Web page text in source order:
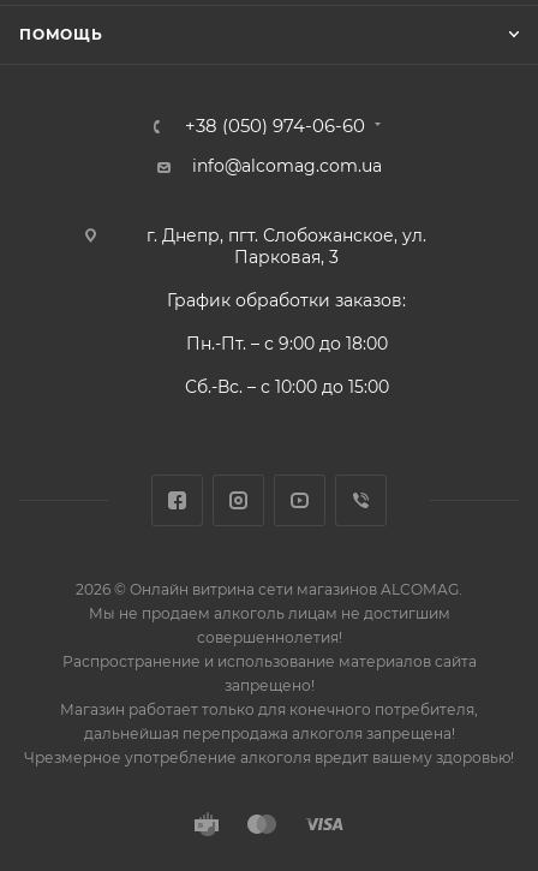
ПОМОЩЬ
+38 (050) 974-06-60
info@alcomag.com.ua
г. Днепр, пгт. Слобожанское, ул.
Парковая, 3
График обработки заказов:
Пн.-Пт. – с 9:00 до 18:00
Сб.-Вс. – с 10:00 до 15:00
2026 © Онлайн витрина сети магазинов ALCOMAG.
Мы не продаем алкоголь лицам не достигшим
совершеннолетия!
Распространение и использование материалов сайта
запрещено!
Магазин работает только для конечного потребителя,
дальнейшая перепродажа алкоголя запрещена!
Чрезмерное употребление алкоголя вредит вашему здоровью!